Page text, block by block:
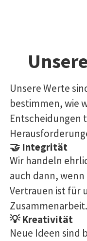
Unsere Werte
bestimmen, wie
Entscheidungen
🤝 Integrität
Wir handeln
auch dann,
Vertrauen ist für
Zusammenarbeit.
💡 Kreativität
Neue Ideen sind